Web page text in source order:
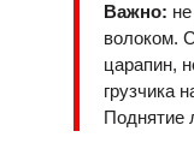
Важно:
волоком.
царапин,
грузчика
Поднятие